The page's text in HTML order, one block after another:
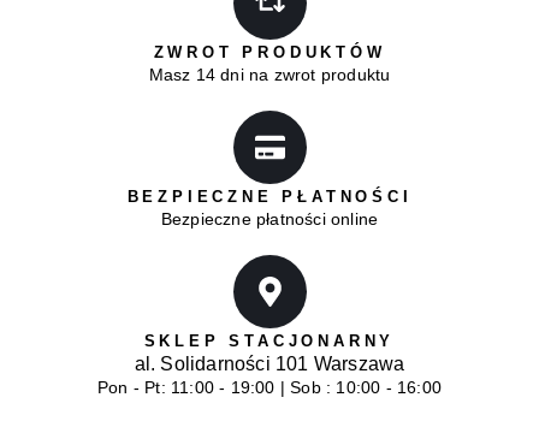
ZWROT PRODUKTÓW
Masz 14 dni na zwrot produktu
BEZPIECZNE PŁATNOŚCI
Bezpieczne płatności online
SKLEP STACJONARNY
al. Solidarności 101 Warszawa
Pon - Pt: 11:00 - 19:00 | Sob : 10:00 - 16:00